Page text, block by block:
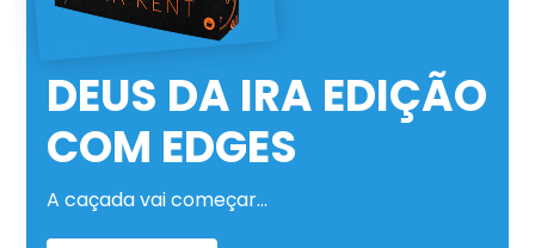
DEUS DA IRA EDIÇÃO
COM EDGES
A caçada vai começar…